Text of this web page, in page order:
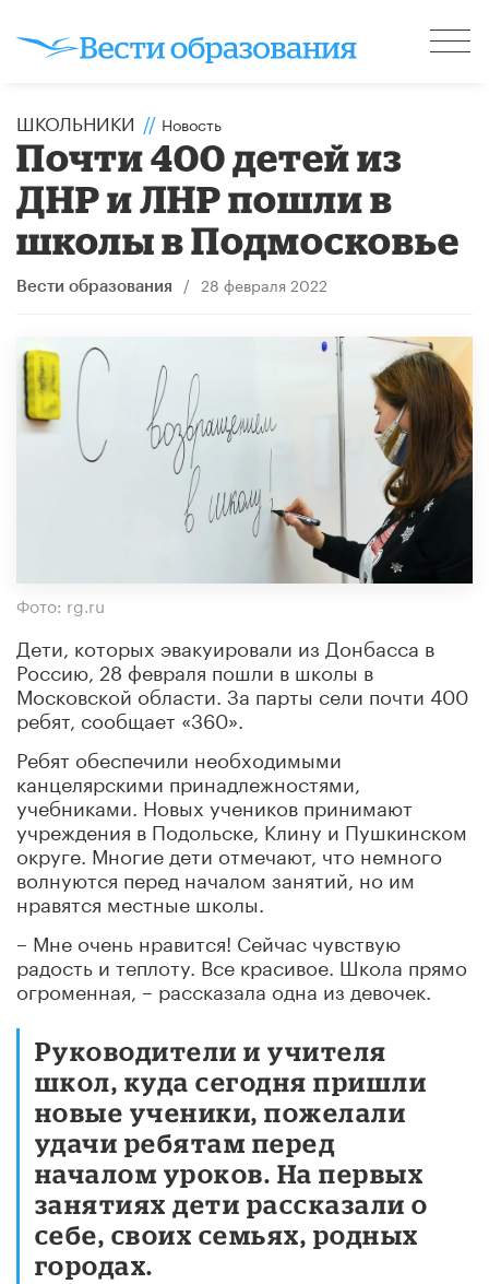
ШКОЛЬНИКИ // Новость
Почти 400 детей из
ДНР и ЛНР пошли в
школы в Подмосковье
Вести образования / 28 февраля 2022
Фото: rg.ru
Дети, которых эвакуировали из Донбасса в
Россию, 28 февраля пошли в школы в
Московской области. За парты сели почти 400
ребят, сообщает «360».
Ребят обеспечили необходимыми
канцелярскими принадлежностями,
учебниками. Новых учеников принимают
учреждения в Подольске, Клину и Пушкинском
округе. Многие дети отмечают, что немного
волнуются перед началом занятий, но им
нравятся местные школы.
– Мне очень нравится! Сейчас чувствую
радость и теплоту. Все красивое. Школа прямо
огроменная, – рассказала одна из девочек.
Руководители и учителя
школ, куда сегодня пришли
новые ученики, пожелали
удачи ребятам перед
началом уроков. На первых
занятиях дети рассказали о
себе, своих семьях, родных
городах.